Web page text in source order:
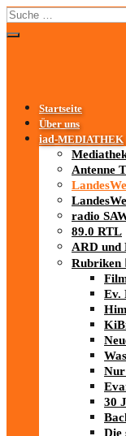
Startseite
Über uns
iad-MEDIATHEK
Antenne
radio
89.0 RTL
ARD und
Rubriken
Ev.
Nur
30
Die